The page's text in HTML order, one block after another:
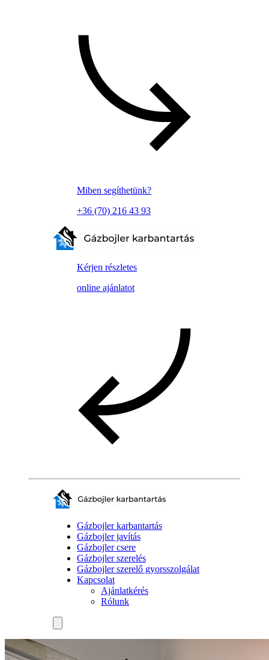
Miben segíthetünk?
+36 (70) 216 43 93
Kérjen részletes
online ajánlatot
Gázbojler karbantartás
Gázbojler javítás
Gázbojler csere
Gázbojler szerelés
Gázbojler szerelő gyorsszolgálat
Kapcsolat
Ajánlatkérés
Rólunk